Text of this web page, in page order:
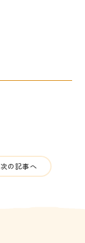
次の記事へ